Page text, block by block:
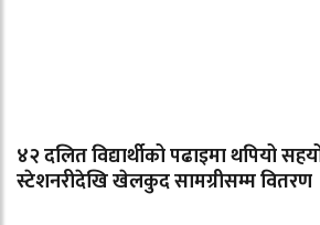
४२ दलित विद्यार्थीको पढाइमा थपियो
स्टेशनरीदेखि खेलकुद सामग्रीसम्म वितरण